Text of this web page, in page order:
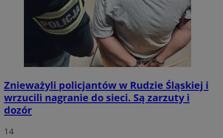
Znieważyli policjantów w Rudzie Śląskiej i
wrzucili nagranie do sieci. Są zarzuty i
dozór
14